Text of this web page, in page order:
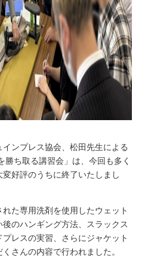
ンプレス協会、松田先生による
勝ち取る講習会」は、今回も多く
好評のうちに終了いたしまし
た専用洗剤を使用したウェット
のハンギング方法、スラックス
レスの実習、さらにジャケット
さんの内容で行われました。